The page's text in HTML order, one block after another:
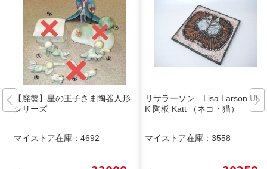
【廃盤】星の王子さま陶器人形
シリーズ
マイストア在庫： 4692
リサラーソン Lisa Larson UNI
K 陶板 Katt （ネコ・猫）
マイストア在庫： 3558